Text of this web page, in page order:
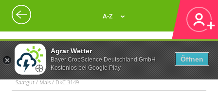
Agrar Wetter
Bayer CropScience Deutschland GmbH
Kostenlos bei Google Play
Öffnen
A-Z
Saatgut / Mais / DKC 3149